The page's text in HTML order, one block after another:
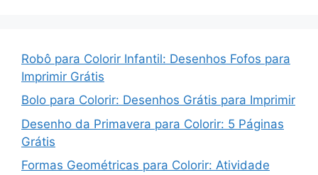
Robô para Colorir Infantil: Desenhos Fofos para
Imprimir Grátis
Bolo para Colorir: Desenhos Grátis para Imprimir
Desenho da Primavera para Colorir: 5 Páginas
Grátis
Formas Geométricas para Colorir: Atividade